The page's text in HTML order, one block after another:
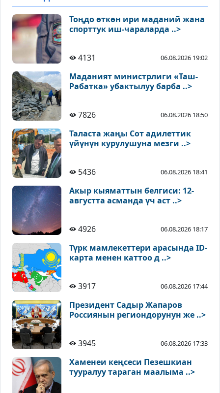
Тоңдо өткөн ири маданий жана
спорттук иш-чараларда ..>
4131 06.08.2026 19:02
Маданият министрлиги «Таш-
Рабатка» убактылуу барба ..>
7826 06.08.2026 18:50
Таласта жаңы Сот адилеттик
үйүнүн курулушуна мезги ..>
5436 06.08.2026 18:41
Акыр кыяматтын белгиси: 12-
августта асманда үч аст ..>
4926 06.08.2026 18:17
Түрк мамлекеттери арасында ID-
карта менен каттоо д ..>
3917 06.08.2026 17:44
Президент Садыр Жапаров
Россиянын региондорунун же ..>
3945 06.08.2026 17:33
Хаменеи кеңсеси Пезешкиан
тууралуу тараган маалыма ..>